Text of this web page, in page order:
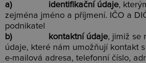
a) identifikační údaje,
zejména jméno a příjmení. IČO a
podnikatel
b) kontaktní údaje, jimiž se
údaje, které nám umožňují kontakt
e-mailová adresa, telefonní číslo,